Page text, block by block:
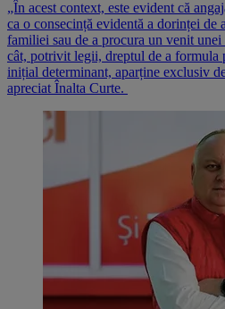
„În acest context, este evident că
ca o consecință evidentă a dorinței de
familiei sau de a procura un venit unei
cât, potrivit legii, dreptul de a formula
inițial determinant, aparține exclusiv
apreciat Înalta Curte.